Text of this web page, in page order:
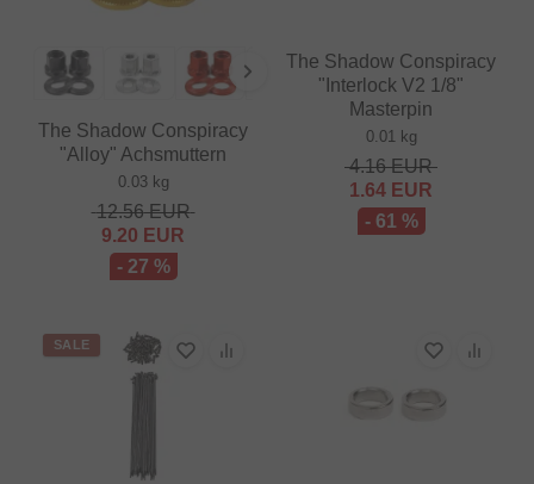
The Shadow Conspiracy
"Alloy" Achsmuttern
0.03 kg
12.56EUR
9.20 EUR
- 27 %
The Shadow Conspiracy
"Interlock V2 1/8"
Masterpin
0.01 kg
4.16EUR
1.64 EUR
- 61 %
SALE